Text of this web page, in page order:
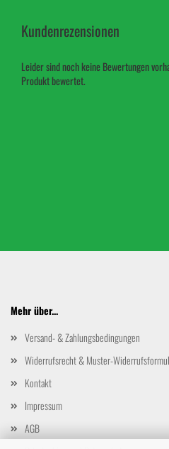
Kundenrezensionen
Leider sind noch keine Bewertungen
Produkt bewertet.
Mehr über...
Versand- & Zahlungsbedingungen
Widerrufsrecht & Muster-
Kontakt
Impressum
AGB